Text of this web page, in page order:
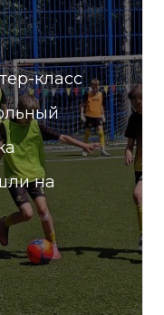
класс
на